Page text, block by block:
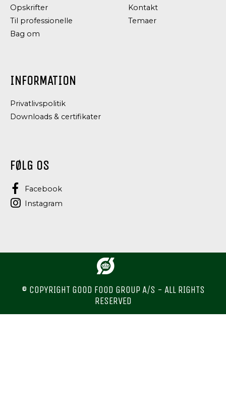
Opskrifter
Til professionelle
Bag om
Kontakt
Temaer
INFORMATION
Privatlivspolitik
Downloads & certifikater
FØLG OS
Facebook
Instagram
© COPYRIGHT GOOD FOOD GROUP A/S - ALL RIGHTS
RESERVED